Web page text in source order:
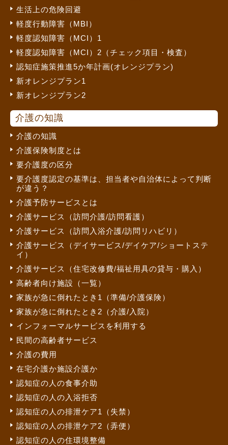
生活上の危険回避
軽度行動障害（MBI）
軽度認知障害（MCI）1
軽度認知障害（MCI）2（チェック項目・検査）
認知症施策推進5か年計画(オレンジプラン)
新オレンジプラン1
新オレンジプラン2
介護の知識
介護の知識
介護保険制度とは
要介護度の区分
要介護度認定の基準は、担当者や自治体によって判断
が違う？
介護予防サービスとは
介護サービス（訪問介護/訪問看護）
介護サービス（訪問入浴介護/訪問リハビリ）
介護サービス（デイサービス/デイケア/ショートステ
イ）
介護サービス（住宅改修費/福祉用具の貸与・購入）
高齢者向け施設（一覧）
家族が急に倒れたとき1（準備/介護保険）
家族が急に倒れたとき2（介護/入院）
インフォーマルサービスを利用する
民間の高齢者サービス
介護の費用
在宅介護か施設介護か
認知症の人の食事介助
認知症の人の入浴拒否
認知症の人の排泄ケア1（失禁）
認知症の人の排泄ケア2（弄便）
認知症の人の住環境整備